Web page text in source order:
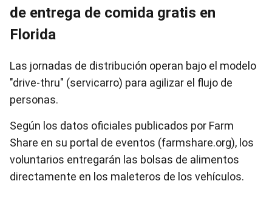
de entrega de comida gratis en
Florida
Las jornadas de distribución operan bajo el modelo
"drive-thru" (servicarro) para agilizar el flujo de
personas.
Según los datos oficiales publicados por Farm
Share en su portal de eventos (farmshare.org), los
voluntarios entregarán las bolsas de alimentos
directamente en los maleteros de los vehículos.